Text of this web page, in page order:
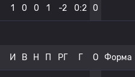
1 0 0 1 -2 0:2 0
И В Н П РГ Г О Форма